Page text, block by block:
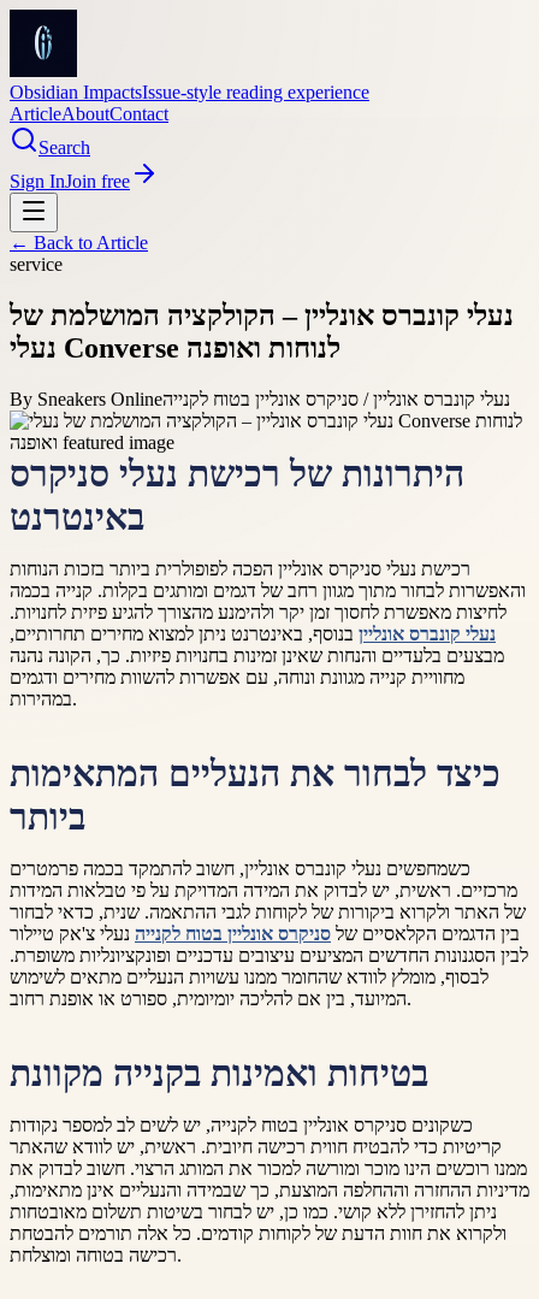
Obsidian ImpactsIssue-style reading experience
ArticleAboutContact
Search
Sign InJoin free
← Back to Article
service
נעלי קונברס אונליין – הקולקציה המושלמת של
נעלי Converse לנוחות ואופנה
By Sneakers Onlineנעלי קונברס אונליין / סניקרס אונליין בטוח לקנייה
היתרונות של רכישת נעלי סניקרס
באינטרנט
רכישת נעלי סניקרס אונליין הפכה לפופולרית ביותר בזכות הנוחות
והאפשרות לבחור מתוך מגוון רחב של דגמים ומותגים בקלות. קנייה בכמה
לחיצות מאפשרת לחסוך זמן יקר ולהימנע מהצורך להגיע פיזית לחנויות.
נעלי קונברס אונליין בנוסף, באינטרנט ניתן למצוא מחירים תחרותיים,
מבצעים בלעדיים והנחות שאינן זמינות בחנויות פיזיות. כך, הקונה נהנה
מחוויית קנייה מגוונת ונוחה, עם אפשרות להשוות מחירים ודגמים
במהירות.
כיצד לבחור את הנעליים המתאימות
ביותר
כשמחפשים נעלי קונברס אונליין, חשוב להתמקד בכמה פרמטרים
מרכזיים. ראשית, יש לבדוק את המידה המדויקת על פי טבלאות המידות
של האתר ולקרוא ביקורות של לקוחות לגבי ההתאמה. שנית, כדאי לבחור
בין הדגמים הקלאסיים של סניקרס אונליין בטוח לקנייה נעלי צ'אק טיילור
לבין הסגנונות החדשים המציעים עיצובים עדכניים ופונקציונליות משופרת.
לבסוף, מומלץ לוודא שהחומר ממנו עשויות הנעליים מתאים לשימוש
המיועד, בין אם להליכה יומיומית, ספורט או אופנת רחוב.
בטיחות ואמינות בקנייה מקוונת
כשקונים סניקרס אונליין בטוח לקנייה, יש לשים לב למספר נקודות
קריטיות כדי להבטיח חווית רכישה חיובית. ראשית, יש לוודא שהאתר
ממנו רוכשים הינו מוכר ומורשה למכור את המותג הרצוי. חשוב לבדוק את
מדיניות ההחזרה וההחלפה המוצעת, כך שבמידה והנעליים אינן מתאימות,
ניתן להחזירן ללא קושי. כמו כן, יש לבחור בשיטות תשלום מאובטחות
ולקרוא את חוות הדעת של לקוחות קודמים. כל אלה תורמים להבטחת
רכישה בטוחה ומוצלחת.